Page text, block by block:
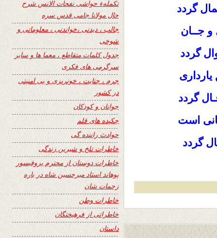
گردد
و جــان
گردد
گردد
است
گردد
تکملهء حواشی نفحات الانس شرح
حال مولانا جامی قدس سره
جالب ، دیدنی ،خواندنی ، معلوماتی و
شوخی
جدول کلمات متقاطع ، معما ها و سایر
سرگرمی های فکری
جرم ، جنایت ، خونریزی و بی امنیتی
در کشور
جوانان و کودکان
چکیده های قلم
حوادث راننده گی
خاطرات تلخ و شیرین زندگی
خاطرات دوستان از محترم پروفیسور
پوهاند استاد میرحسین شاه در باره
زحمات شان
خاطرات وطن
خاطراتی از فرهیختگان
داستان